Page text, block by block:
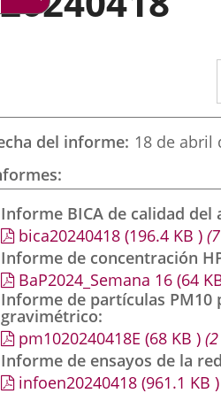
del informe 18 de abril
Informe BICA de calidad del
bica20240418 (196.4 KB )
Informe de concentración
BaP2024_Semana 16 (64
Informe de partículas PM10
gravimétrico
pm1020240418E (68 KB )
Informe de ensayos de la red
infoen20240418 (961.1 KB )